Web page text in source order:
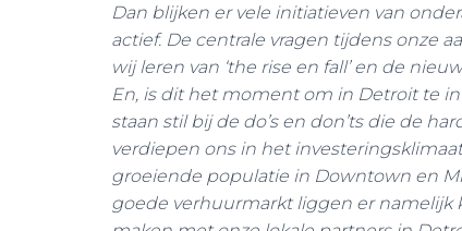
Dan blijken er vele initiatieven van
actief. De centrale vragen tijdens onze
wij leren van ‘the rise en fall’ en de
En, is dit het moment om in Detroit te
staan stil bij de do’s en don’ts die de
verdiepen ons in het
groeiende populatie in Downtown en
goede verhuurmarkt liggen er namelijk